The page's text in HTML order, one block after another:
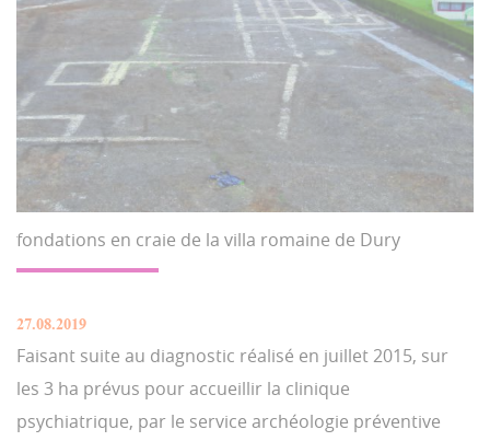
fondations en craie de la villa romaine de Dury
27.08.2019
Faisant suite au diagnostic réalisé en juillet 2015, sur
les 3 ha prévus pour accueillir la clinique
psychiatrique, par le service archéologie préventive